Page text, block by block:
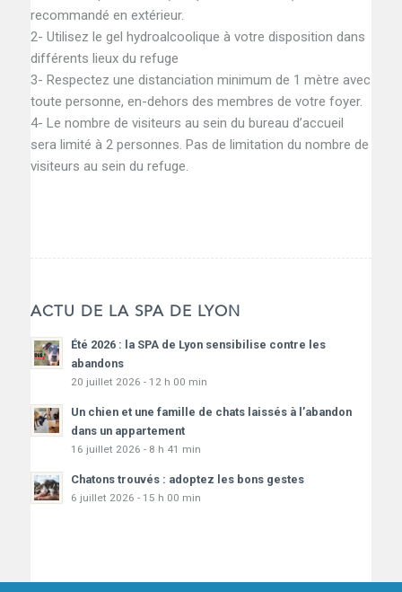
recommandé en extérieur.
2- Utilisez le gel hydroalcoolique à votre disposition dans
différents lieux du refuge
3- Respectez une distanciation minimum de 1 mètre avec
toute personne, en-dehors des membres de votre foyer.
4- Le nombre de visiteurs au sein du bureau d’accueil
sera limité à 2 personnes. Pas de limitation du nombre de
visiteurs au sein du refuge.
ACTU DE LA SPA DE LYON
Été 2026 : la SPA de Lyon sensibilise contre les
abandons
20 juillet 2026 - 12 h 00 min
Un chien et une famille de chats laissés à l’abandon
dans un appartement
16 juillet 2026 - 8 h 41 min
Chatons trouvés : adoptez les bons gestes
6 juillet 2026 - 15 h 00 min